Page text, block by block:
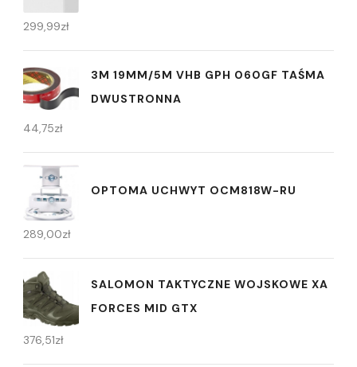
299,99zł
3M 19MM/5M VHB GPH 060GF TAŚMA
DWUSTRONNA
44,75zł
OPTOMA UCHWYT OCM818W-RU
289,00zł
SALOMON TAKTYCZNE WOJSKOWE XA
FORCES MID GTX
376,51zł